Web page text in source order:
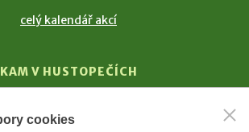
celý kalendář akcí
KAM V HUSTOPEČÍCH
T. G. Masaryk
cookies